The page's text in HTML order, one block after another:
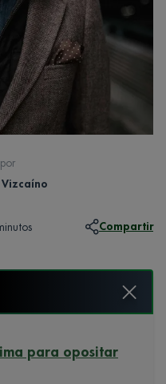
Vizcaíno
Compartir
para opositar